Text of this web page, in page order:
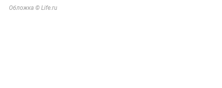
Обложка © Life.ru